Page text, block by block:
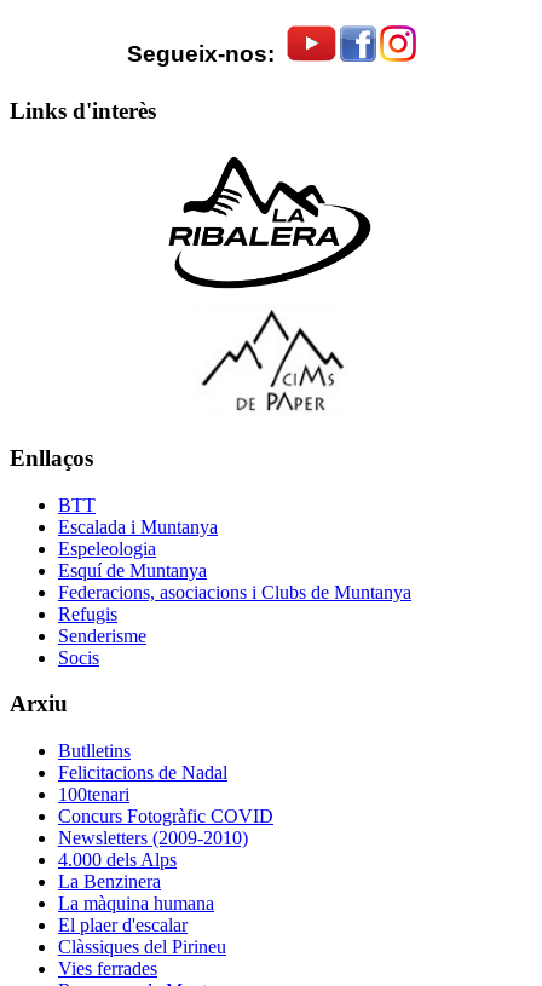
Segueix-nos:
Links d'interès
Enllaços
BTT
Escalada i Muntanya
Espeleologia
Esquí de Muntanya
Federacions, asociacions i Clubs de Muntanya
Refugis
Senderisme
Socis
Arxiu
Butlletins
Felicitacions de Nadal
100tenari
Concurs Fotogràfic COVID
Newsletters (2009-2010)
4.000 dels Alps
La Benzinera
La màquina humana
El plaer d'escalar
Clàssiques del Pirineu
Vies ferrades